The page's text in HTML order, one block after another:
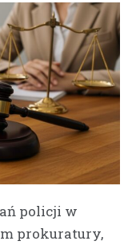
policji w
prokuratury,